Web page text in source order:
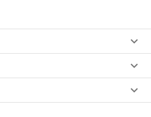
keyboard_arrow_down
keyboard_arrow_down
keyboard_arrow_down